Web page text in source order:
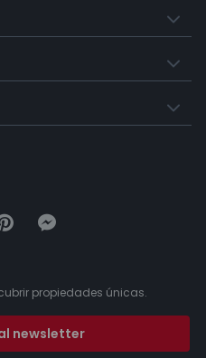
propiedades únicas.
newsletter